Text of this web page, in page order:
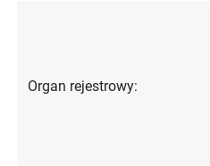
Organ rejestrowy: